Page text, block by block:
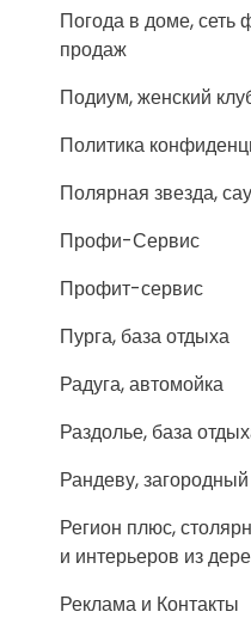
Погода в доме,
продаж
Подиум, женский
Политика
Полярная звезда,
Профи-Сервис
Профит-сервис
Пурга, база отдыха
Радуга, автомойка
Раздолье, база
Рандеву,
Регион плюс,
и интерьеров из
Реклама и Контакты